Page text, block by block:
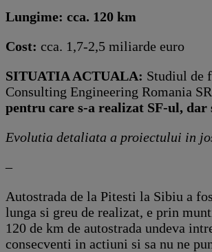
Lungime: cca. 120 km
Cost: cca. 1,7-2,5 miliarde euro
SITUATIA ACTUALA: Studiul de
Consulting Engineering Romania
pentru care s-a realizat SF-ul,
Evolutia detaliata a proiectului in
–
Autostrada de la Pitesti la Sibiu a
lunga si greu de realizat, e prin
120 de km de autostrada undeva
consecventi in actiuni si sa nu ne